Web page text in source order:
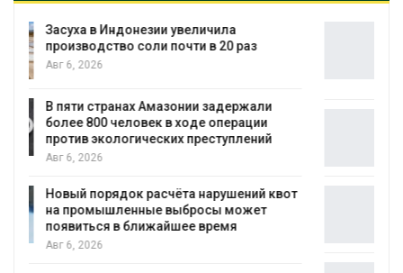
В Австралии снизят стоимость
установки солнечных панелей для
Москвариум отметит 11-летие
трёхдневным фестивалем
В Кении противников строительства АЭС
проверяют по статье о терроризме
Авг 5, 2026